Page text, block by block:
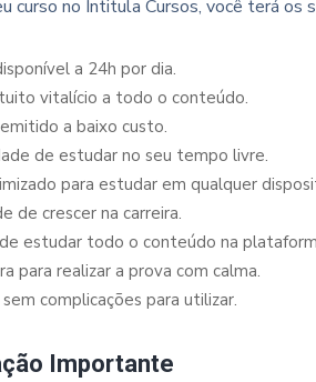
curso no Intitula Cursos, você terá os
a 24h por dia.
vitalício a todo o conteúdo.
a baixo custo.
de estudar no seu tempo livre.
para estudar em qualquer
de crescer na carreira.
estudar todo o conteúdo na
para realizar a prova com calma.
complicações para utilizar.
Importante